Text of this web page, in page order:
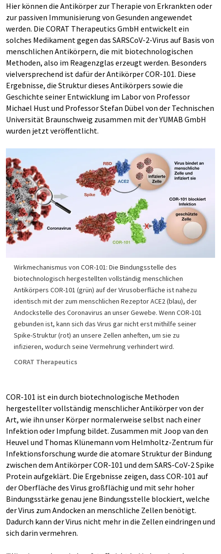
Hier können die Antikörper zur Therapie von Erkrankten oder
zur passiven Immunisierung von Gesunden angewendet
werden. Die CORAT Therapeutics GmbH entwickelt ein
solches Medikament gegen das SARSCoV-2-Virus auf Basis von
menschlichen Antikörpern, die mit biotechnologischen
Methoden, also im Reagenzglas erzeugt werden. Besonders
vielversprechend ist dafür der Antikörper COR-101. Diese
Ergebnisse, die Struktur dieses Antikörpers sowie die
Geschichte seiner Entwicklung im Labor von Professor
Michael Hust und Professor Stefan Dübel von der Technischen
Universität Braunschweig zusammen mit der YUMAB GmbH
wurden jetzt veröffentlicht.
Wirkmechanismus von COR-101: Die Bindungsstelle des
biotechnologisch hergestellten vollständig menschlichen
Antikörpers COR-101 (grün) auf der Virusoberfläche ist nahezu
identisch mit der zum menschlichen Rezeptor ACE2 (blau), der
Andockstelle des Coronavirus an unser Gewebe. Wenn COR-101
gebunden ist, kann sich das Virus gar nicht erst mithilfe seiner
Spike-Struktur (rot) an unsere Zellen anheften, um sie zu
infizieren, wodurch seine Vermehrung verhindert wird.
CORAT Therapeutics
COR-101 ist ein durch biotechnologische Methoden
hergestellter vollständig menschlicher Antikörper von der
Art, wie ihn unser Körper normalerweise selbst nach einer
Infektion oder Impfung bildet. Zusammen mit Joop van den
Heuvel und Thomas Klünemann vom Helmholtz-Zentrum für
Infektionsforschung wurde die atomare Struktur der Bindung
zwischen dem Antikörper COR-101 und dem SARS-CoV-2 Spike
Protein aufgeklärt. Die Ergebnisse zeigen, dass COR-101 auf
der Oberfläche des Virus großflächig und mit sehr hoher
Bindungsstärke genau jene Bindungsstelle blockiert, welche
der Virus zum Andocken an menschliche Zellen benötigt.
Dadurch kann der Virus nicht mehr in die Zellen eindringen und
sich darin vermehren.